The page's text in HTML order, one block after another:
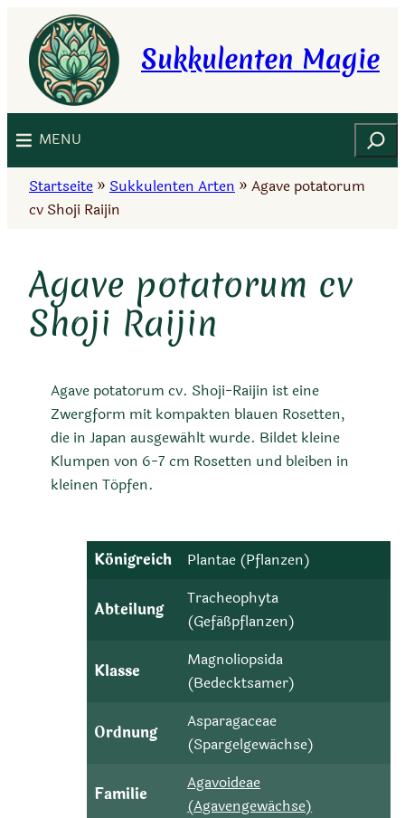
Inhalt
springen
Sukkulenten Magie
MENU Suchen
Startseite » Sukkulenten Arten » Agave potatorum
cv Shoji Raijin
Agave potatorum cv
Shoji Raijin
Agave potatorum cv. Shoji-Raijin ist eine
Zwergform mit kompakten blauen Rosetten,
die in Japan ausgewählt wurde. Bildet kleine
Klumpen von 6-7 cm Rosetten und bleiben in
kleinen Töpfen.
Königreich Plantae (Pflanzen)
Abteilung
Tracheophyta
(Gefäßpflanzen)
Klasse
Magnoliopsida
(Bedecktsamer)
Ordnung
Asparagaceae
(Spargelgewächse)
Familie
Agavoideae
(Agavengewächse)